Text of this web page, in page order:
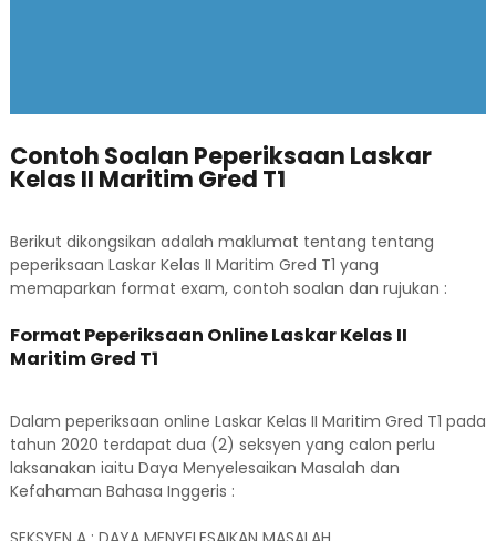
Contoh Soalan Peperiksaan Laskar
Kelas II Maritim Gred T1
Berikut dikongsikan adalah maklumat tentang tentang
peperiksaan Laskar Kelas II Maritim Gred T1 yang
memaparkan format exam, contoh soalan dan rujukan :
Format Peperiksaan Online Laskar Kelas II
Maritim Gred T1
Dalam peperiksaan online Laskar Kelas II Maritim Gred T1 pada
tahun 2020 terdapat dua (2) seksyen yang calon perlu
laksanakan iaitu Daya Menyelesaikan Masalah dan
Kefahaman Bahasa Inggeris :